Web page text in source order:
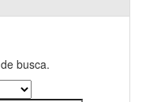
busca.